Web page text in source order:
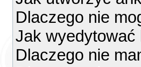
Dlaczego nie
Jak wyedytować
Dlaczego nie